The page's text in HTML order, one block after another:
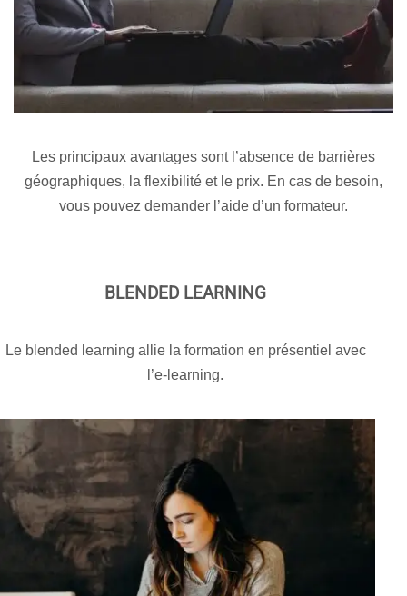
Les principaux avantages sont l’absence de barrières
géographiques, la flexibilité et le prix. En cas de besoin,
vous pouvez demander l’aide d’un formateur.
BLENDED LEARNING
Le blended learning allie la formation en présentiel avec
l’e-learning.